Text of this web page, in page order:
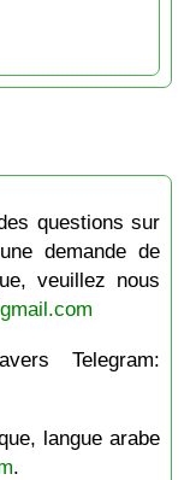
questions sur
demande de
veuillez nous
Telegram:
langue arabe
.